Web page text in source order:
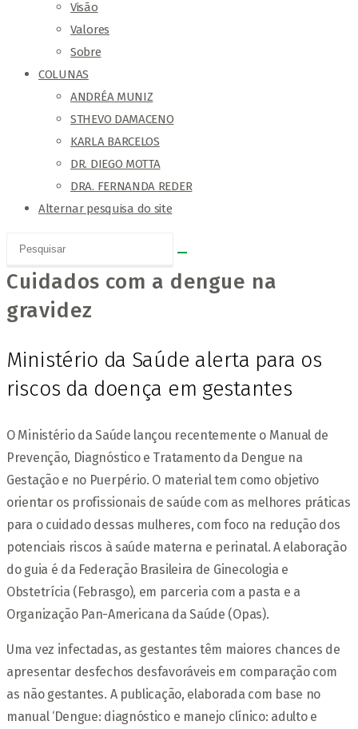
Visão
Valores
Sobre
COLUNAS
ANDRÉA MUNIZ
STHEVO DAMACENO
KARLA BARCELOS
DR. DIEGO MOTTA
DRA. FERNANDA REDER
Alternar pesquisa do site
Cuidados com a dengue na
gravidez
Ministério da Saúde alerta para os
riscos da doença em gestantes
O Ministério da Saúde lançou recentemente o Manual de
Prevenção, Diagnóstico e Tratamento da Dengue na
Gestação e no Puerpério. O material tem como objetivo
orientar os profissionais de saúde com as melhores práticas
para o cuidado dessas mulheres, com foco na redução dos
potenciais riscos à saúde materna e perinatal. A elaboração
do guia é da Federação Brasileira de Ginecologia e
Obstetrícia (Febrasgo), em parceria com a pasta e a
Organização Pan-Americana da Saúde (Opas).
Uma vez infectadas, as gestantes têm maiores chances de
apresentar desfechos desfavoráveis em comparação com
as não gestantes. A publicação, elaborada com base no
manual ‘Dengue: diagnóstico e manejo clínico: adulto e